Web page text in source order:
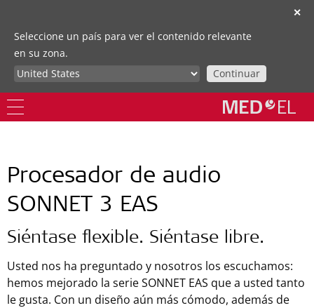
✕
Seleccione un país para ver el contenido relevante
en su zona.
Continuar
Procesador de audio
SONNET 3 EAS
Siéntase flexible. Siéntase libre.
Usted nos ha preguntado y nosotros los escuchamos:
hemos mejorado la serie SONNET EAS que a usted tanto
le gusta. Con un diseño aún más cómodo, además de